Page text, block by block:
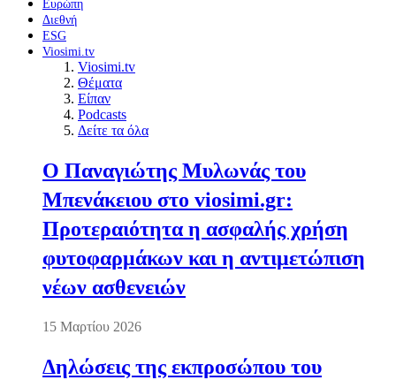
Ευρώπη
Διεθνή
ESG
Viosimi.tv
Viosimi.tv
Θέματα
Είπαν
Podcasts
Δείτε τα όλα
Ο Παναγιώτης Μυλωνάς του
Μπενάκειου στο viosimi.gr:
Προτεραιότητα η ασφαλής χρήση
φυτοφαρμάκων και η αντιμετώπιση
νέων ασθενειών
15 Μαρτίου 2026
Δηλώσεις της εκπροσώπου του